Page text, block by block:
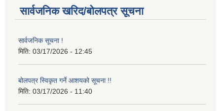
सार्वजनिक खरिद/बोलपत्र सूचना
सार्वजनिक सूचना !
मिति: 03/17/2026 - 12:45
बोलपत्र स्विकृत गर्ने आशयको सूचना !!
मिति: 03/17/2026 - 11:40